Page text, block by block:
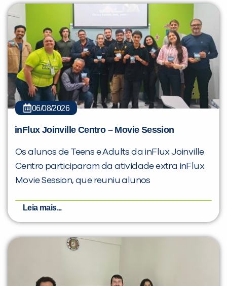
06/08/2026
inFlux Joinville Centro – Movie Session
Os alunos de Teens e Adults da inFlux Joinville
Centro participaram da atividade extra inFlux
Movie Session, que reuniu alunos
Leia mais...